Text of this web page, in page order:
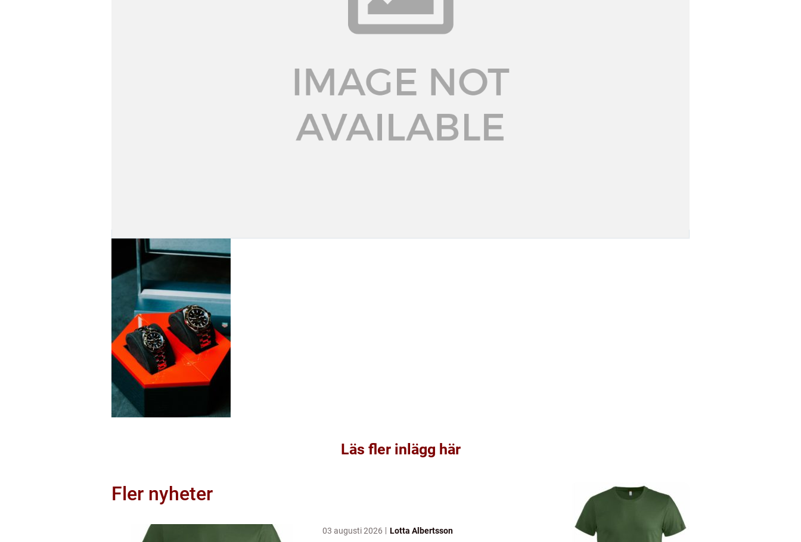
Läs fler inlägg här
Fler nyheter
03 augusti 2026 Lotta Albertsson